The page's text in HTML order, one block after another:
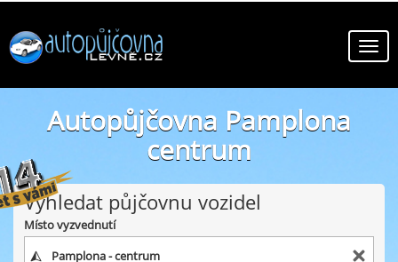
Autopůjčovna Pamplona
centrum
online autopůjčovny ve městě Pamplona centrum
Vyhledat půjčovnu vozidel
Místo vyzvednutí